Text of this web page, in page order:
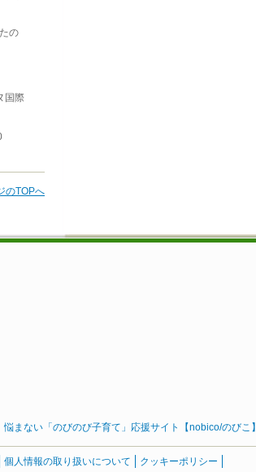
の
国際
のTOPへ
悩まない「のびのび子育て」応援サイト【nobico/のびこ】
個人情報の取り扱いについて クッキーポリシー